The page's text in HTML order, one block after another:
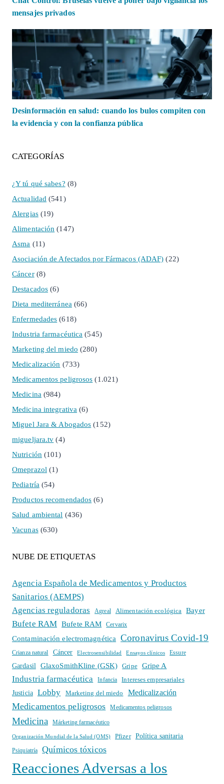
mensajes privados
Desinformación en salud: cuando los bulos compiten con
la evidencia y con la confianza pública
CATEGORÍAS
¿Y tú qué sabes? (8)
Actualidad (541)
Alergias(19)
Alimentación (147)
Asma (11)
Asociación de Afectados por Fármacos (ADAF) (22)
Cáncer(8)
Destacados (6)
Dieta mediterránea (66)
Enfermedades (618)
Industria farmacéutica (545)
Marketing del miedo (280)
Medicalización (733)
Medicamentos peligrosos (1.021)
Medicina (984)
Medicina integrativa (6)
Miguel Jara & Abogados (152)
migueljara.tv (4)
Nutrición (101)
Omeprazol (1)
Pediatría (54)
Productos recomendados (6)
Salud ambiental (436)
Vacunas(630)
NUBE DE ETIQUETAS
Agencia Española de Medicamentos y Productos
Sanitarios (AEMPS)
Agencias reguladoras
Agreal Alimentación ecológica Bayer
Bufete RAM Bufete RAM Cervarix
Contaminación electromagnética Coronavirus Covid-19
Crianza natural Cáncer Electrosensibilidad Ensayos clínicos Essure
Gardasil GlaxoSmithKline (GSK) Gripe Gripe A
Industria farmacéutica Infancia
Intereses empresariales
Justicia
Lobby Marketing del miedo Medicalización
Medicamentos peligrosos Medicamentos peligrosos
Medicina Márketing farmacéutico
Organización Mundial de la Salud (OMS) Pfizer Política sanitaria
Psiquiatría Químicos tóxicos
Reacciones Adversas a los